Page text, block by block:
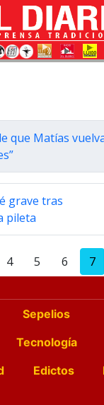
que Matías
grave tras
pileta
4 5 6 7
Sepelios
Tecnología
Edictos